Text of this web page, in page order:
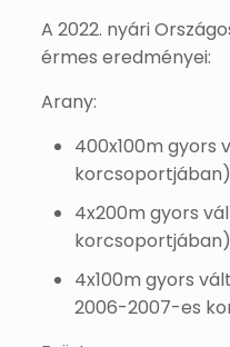
A 2022. nyári
érmes eredményei:
Arany:
400x100m gyors
korcsoportjában)
4x200m gyors
korcsoportjában)
4x100m gyors
2006-2007-es